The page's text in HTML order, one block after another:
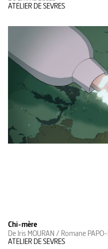
ATELIER DE SEVRES
Chi-mère
De Iris MOURAN / Romane
ATELIER DE SEVRES